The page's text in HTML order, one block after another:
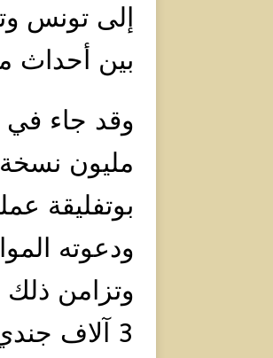
إلى تونس
بين أحداث
وقد جاء في
مليون
بوتفليقة
ودعوته
وتزامن
3 آلاف